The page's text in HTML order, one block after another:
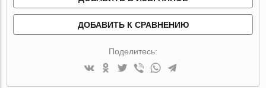
ДОБАВИТЬ К СРАВНЕНИЮ
Поделитесь: